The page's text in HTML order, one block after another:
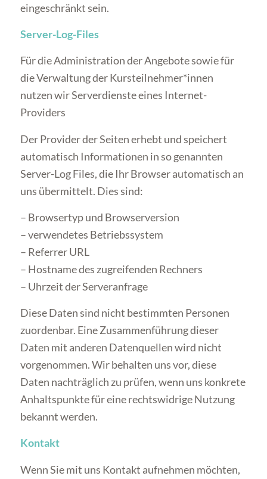
eingeschränkt sein.
Server-Log-Files
Für die Administration der Angebote sowie für
die Verwaltung der Kursteilnehmer*innen
nutzen wir Serverdienste eines Internet-
Providers
Der Provider der Seiten erhebt und speichert
automatisch Informationen in so genannten
Server-Log Files, die Ihr Browser automatisch an
uns übermittelt. Dies sind:
– Browsertyp und Browserversion
– verwendetes Betriebssystem
– Referrer URL
– Hostname des zugreifenden Rechners
– Uhrzeit der Serveranfrage
Diese Daten sind nicht bestimmten Personen
zuordenbar. Eine Zusammenführung dieser
Daten mit anderen Datenquellen wird nicht
vorgenommen. Wir behalten uns vor, diese
Daten nachträglich zu prüfen, wenn uns konkrete
Anhaltspunkte für eine rechtswidrige Nutzung
bekannt werden.
Kontakt
Wenn Sie mit uns Kontakt aufnehmen möchten,